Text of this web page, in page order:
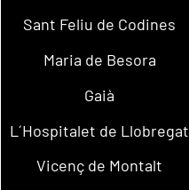
Sant Feliu de Codines
Maria de Besora
Gaià
L´Hospitalet de Llobregat
Vicenç de Montalt